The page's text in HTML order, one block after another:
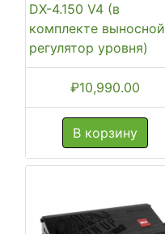
DX-4.150 V4 (в
комплекте выносной
регулятор уровня)
₽10,990.00
В корзину